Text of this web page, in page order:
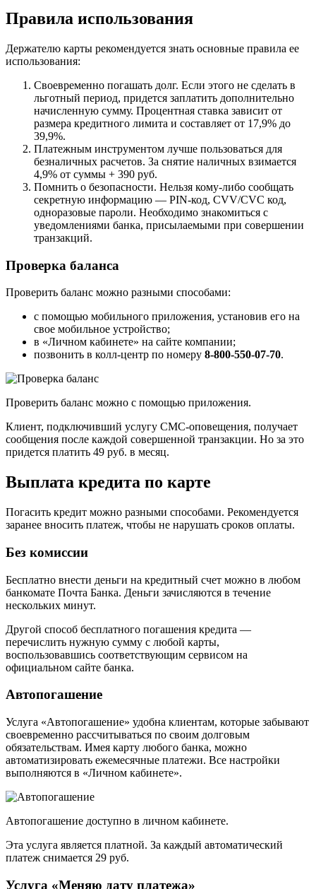
Правила использования
Держателю карты рекомендуется знать основные правила ее
использования:
Своевременно погашать долг. Если этого не сделать в
льготный период, придется заплатить дополнительно
начисленную сумму. Процентная ставка зависит от
размера кредитного лимита и составляет от 17,9% до
39,9%.
Платежным инструментом лучше пользоваться для
безналичных расчетов. За снятие наличных взимается
4,9% от суммы + 390 руб.
Помнить о безопасности. Нельзя кому-либо сообщать
секретную информацию — PIN-код, CVV/CVC код,
одноразовые пароли. Необходимо знакомиться с
уведомлениями банка, присылаемыми при совершении
транзакций.
Проверка баланса
Проверить баланс можно разными способами:
с помощью мобильного приложения, установив его на
свое мобильное устройство;
в «Личном кабинете» на сайте компании;
позвонить в колл-центр по номеру 8-800-550-07-70.
Проверить баланс можно с помощью приложения.
Клиент, подключивший услугу СМС-оповещения, получает
сообщения после каждой совершенной транзакции. Но за это
придется платить 49 руб. в месяц.
Выплата кредита по карте
Погасить кредит можно разными способами. Рекомендуется
заранее вносить платеж, чтобы не нарушать сроков оплаты.
Без комиссии
Бесплатно внести деньги на кредитный счет можно в любом
банкомате Почта Банка. Деньги зачисляются в течение
нескольких минут.
Другой способ бесплатного погашения кредита —
перечислить нужную сумму с любой карты,
воспользовавшись соответствующим сервисом на
официальном сайте банка.
Автопогашение
Услуга «Автопогашение» удобна клиентам, которые забывают
своевременно рассчитываться по своим долговым
обязательствам. Имея карту любого банка, можно
автоматизировать ежемесячные платежи. Все настройки
выполняются в «Личном кабинете».
Автопогашение доступно в личном кабинете.
Эта услуга является платной. За каждый автоматический
платеж снимается 29 руб.
Услуга «Меняю дату платежа»